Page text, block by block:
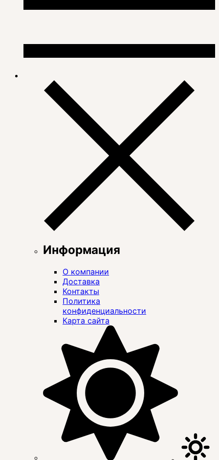
Информация
О компании
Доставка
Контакты
Политика
конфиденциальности
Карта сайта